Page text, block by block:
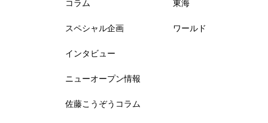
コラム
スペシャル企画
インタビュー
ニューオープン情報
佐藤こうぞうコラム
東海
ワールド